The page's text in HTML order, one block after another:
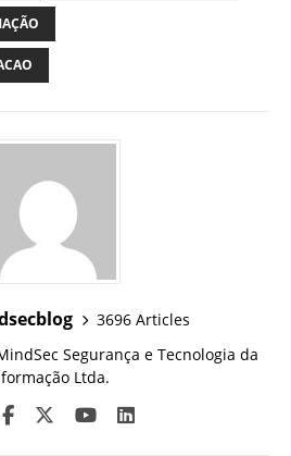
3696 Articles
Segurança e Tecnologia da
Ltda.